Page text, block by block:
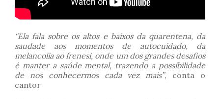
“Ela fala sobre os altos e baixos da quarentena, da
saudade aos momentos de autocuidado, da
melancolia ao frenesi, onde um dos grandes desafios
é manter a saúde mental, trazendo a possibilidade
de nos conhecermos cada vez mais”, conta o
cantor